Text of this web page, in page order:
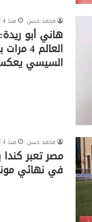
محمد حسن منذ 4 أسابيع
هاني أبو
السيسي
محمد حسن منذ 4 أسابيع
مصر تعبر كندا
في نهائي